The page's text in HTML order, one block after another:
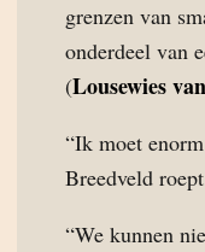
grenzen van
onderdeel van
(Lousewies
“Ik moet
Breedveld
“We kunnen